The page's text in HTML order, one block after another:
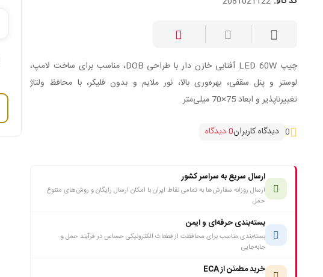
چیپ LED 60W آفتابی خازن دار با طراحی DOB، مناسب برای ساخت لامپ،
لوستر و پنل سقفی، بهره‌وری بالا، نور ملایم و بدون فلیکر، با محافظ ولتاژ
تغییرناپذیر و ابعاد 75×70 میلی‌متر
0 دیدگاه کاربران0 دیدگاه
ارسال سریع به سراسر کشور
ارسال روزانه سفارش‌ها به تمامی نقاط ایران با امکان ارسال رایگان و روش‌های متنوع
حمل
بسته‌بندی حرفه‌ای و ایمن
بسته‌بندی مناسب برای محافظت از قطعات الکترونیکی حساس در فرآیند حمل و
جابه‌جایی
خرید مطمئن از ECA